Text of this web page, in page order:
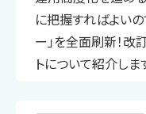
に把握すればよいの
ー」を全面刷新！改
トについて紹介しま